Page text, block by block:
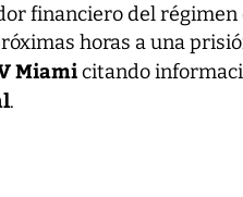
financiero del régimen
horas a una
Miamicitando
.